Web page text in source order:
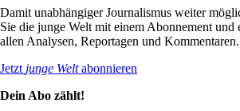
Damit unabhängiger Journalismus weiter
Sie die junge Welt mit einem Abonnement und
allen Analysen, Reportagen und Kommentaren.
Jetzt junge Weltabonnieren
Dein Abo zählt!